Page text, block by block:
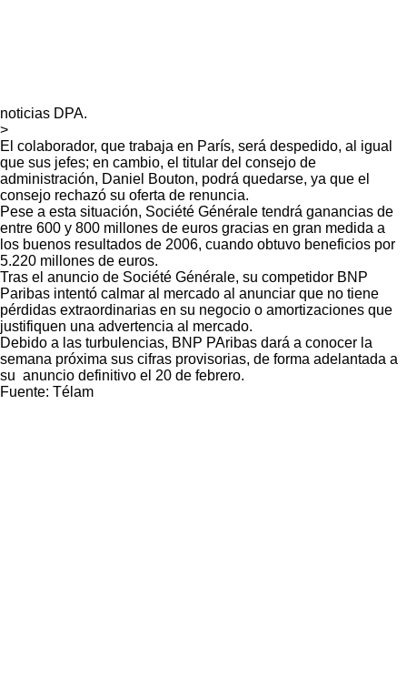
noticias DPA.
>
El colaborador, que trabaja en París, será despedido, al igual
que sus jefes; en cambio, el titular del consejo de
administración, Daniel Bouton, podrá quedarse, ya que el
consejo rechazó su oferta de renuncia.
Pese a esta situación, Société Générale tendrá ganancias de
entre 600 y 800 millones de euros gracias en gran medida a
los buenos resultados de 2006, cuando obtuvo beneficios por
5.220 millones de euros.
Tras el anuncio de Société Générale, su competidor BNP
Paribas intentó calmar al mercado al anunciar que no tiene
pérdidas extraordinarias en su negocio o amortizaciones que
justifiquen una advertencia al mercado.
Debido a las turbulencias, BNP PAribas dará a conocer la
semana próxima sus cifras provisorias, de forma adelantada a
su anuncio definitivo el 20 de febrero.
Fuente: Télam